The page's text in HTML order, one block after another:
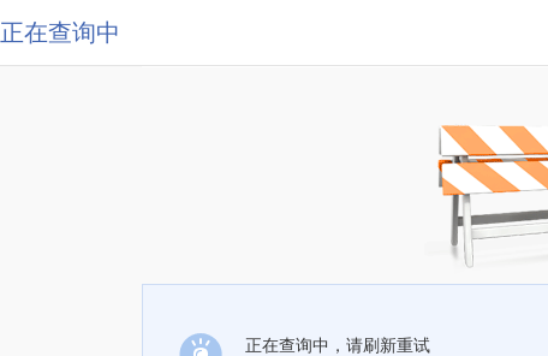
正在查询中
正在查询中，请刷新重试